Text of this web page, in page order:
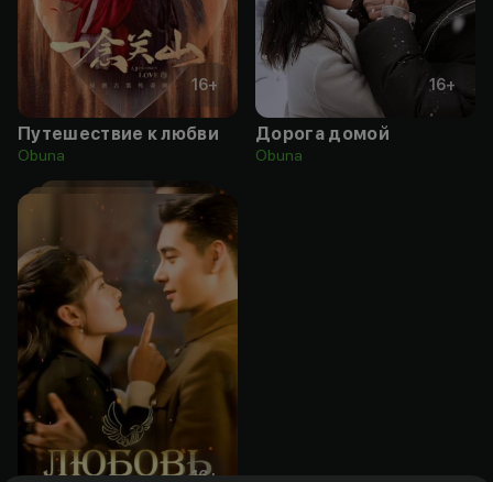
16+
Путешествие к любви
Obuna
16+
Дорога домой
Obuna
16+